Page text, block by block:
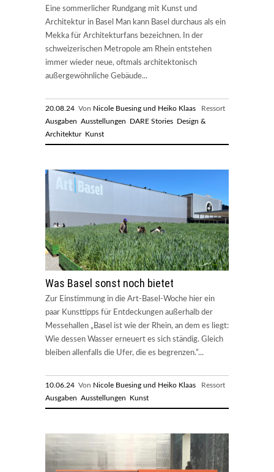
Eine sommerlicher Rundgang mit Kunst und
Architektur in Basel Man kann Basel durchaus als ein
Mekka für Architekturfans bezeichnen. In der
schweizerischen Metropole am Rhein entstehen
immer wieder neue, oftmals architektonisch
außergewöhnliche Gebäude...
20.08.24 Von Nicole Buesing und Heiko Klaas Ressort
Ausgaben Ausstellungen DARE Stories Design &
Architektur Kunst
Was Basel sonst noch bietet
Zur Einstimmung in die Art-Basel-Woche hier ein
paar Kunsttipps für Entdeckungen außerhalb der
Messehallen „Basel ist wie der Rhein, an dem es liegt:
Wie dessen Wasser erneuert es sich ständig. Gleich
bleiben allenfalls die Ufer, die es begrenzen.”...
10.06.24 Von Nicole Buesing und Heiko Klaas Ressort
Ausgaben Ausstellungen Kunst